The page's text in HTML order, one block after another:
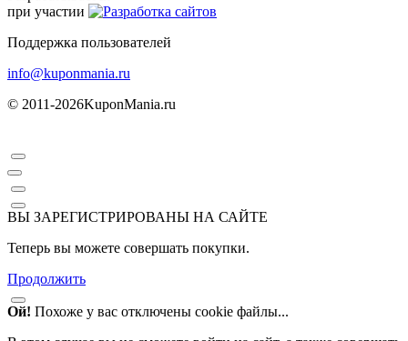
при участии
Поддержка пользователей
info@kuponmania.ru
© 2011-2026KuponMania.ru
ВЫ ЗАРЕГИСТРИРОВАНЫ НА САЙТЕ
Теперь вы можете совершать покупки.
Продолжить
Ой! Похоже у вас отключены cookie файлы...